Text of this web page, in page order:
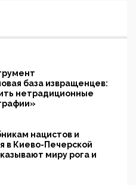
база извращенцев:
нетрадиционные
нацистов и
в Киево-Печерской
миру рога и